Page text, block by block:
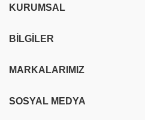
KURUMSAL
BILGILER
MARKALARIMIZ
SOSYAL MEDYA